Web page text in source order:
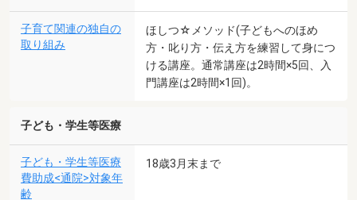
子育て関連の独自の
取り組み
ほしつ☆メソッド(子どもへのほめ
方・叱り方・伝え方を練習して身につ
ける講座。通常講座は2時間×5回、入
門講座は2時間×1回)。
子ども・学生等医療
子ども・学生等医療
費助成<通院>対象年
齢
18歳3月末まで